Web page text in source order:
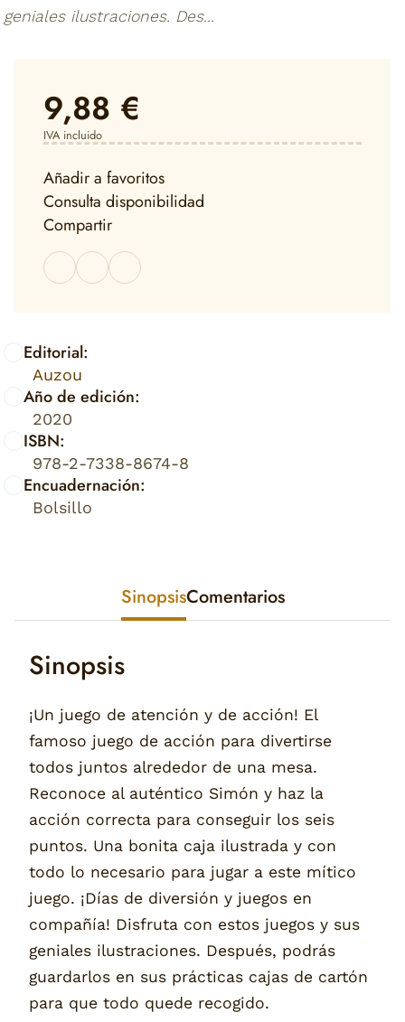
geniales ilustraciones. Des...
Editorial:
Auzou
Año de edición:
2020
ISBN:
978-2-7338-8674-8
Encuadernación:
Bolsillo
9,88 €
IVA incluido
Añadir a favoritos
Consulta disponibilidad
Compartir
SinopsisComentarios
Sinopsis
¡Un juego de atención y de acción! El
famoso juego de acción para divertirse
todos juntos alrededor de una mesa.
Reconoce al auténtico Simón y haz la
acción correcta para conseguir los seis
puntos. Una bonita caja ilustrada y con
todo lo necesario para jugar a este mítico
juego. ¡Días de diversión y juegos en
compañía! Disfruta con estos juegos y sus
geniales ilustraciones. Después, podrás
guardarlos en sus prácticas cajas de cartón
para que todo quede recogido.